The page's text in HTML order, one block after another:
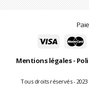
Mentions légales-
Tous droits réservés -